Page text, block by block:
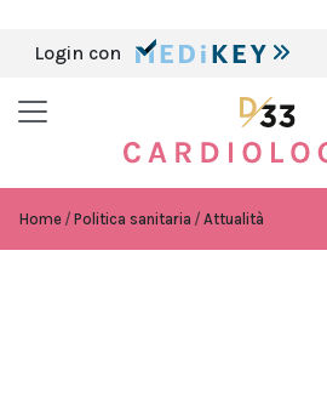
Login con
Home Politica sanitaria Attualità